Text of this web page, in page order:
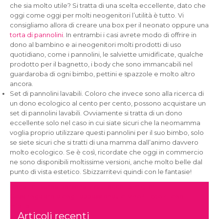
che sia molto utile? Si tratta di una scelta eccellente, dato che
oggi come oggi per molti neogenitori l’utilità è tutto. Vi
consigliamo allora di creare una box per il neonato oppure una
torta di pannolini . In entrambi i casi avrete modo di offrire in
dono al bambino e ai neogenitori molti prodotti di uso
quotidiano, come i pannolini, le salviette umidificate, qualche
prodotto per il bagnetto, i body che sono immancabili nel
guardaroba di ogni bimbo, pettini e spazzole e molto altro
ancora.
Set di pannolini lavabili. Coloro che invece sono alla ricerca di
un dono ecologico al cento per cento, possono acquistare un
set di pannolini lavabili. Ovviamente si tratta di un dono
eccellente solo nel caso in cui siate sicuri che la neomamma
voglia proprio utilizzare questi pannolini per il suo bimbo, solo
se siete sicuri che si tratti di una mamma dall’animo davvero
molto ecologico. Se è così, ricordate che oggi in commercio
ne sono disponibili moltissime versioni, anche molto belle dal
punto di vista estetico. Sbizzarritevi quindi con le fantasie!
Articoli recenti